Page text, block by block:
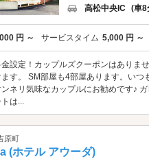
高松中央IC (車8
円 ～ サービスタイム 5,000 円 ～
設定！カップルズクーポンはありま
す。 SM部屋も4部屋あります。いつ
ネリ気味なカップルにお勧めです♪
は...
町
(ホテル アウーダ)